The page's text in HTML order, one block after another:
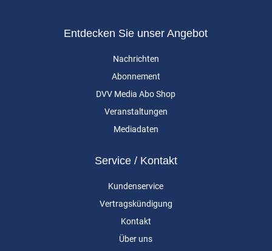
Entdecken Sie unser Angebot
Nachrichten
Abonnement
DVV Media Abo Shop
Veranstaltungen
Mediadaten
Service / Kontakt
Kundenservice
Vertragskündigung
Kontakt
Über uns